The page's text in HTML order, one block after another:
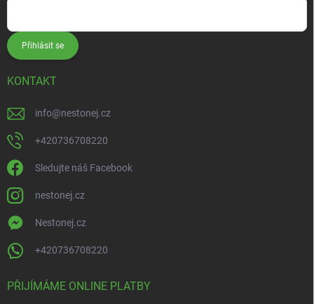
Přihlásit se
KONTAKT
info@nestonej.cz
+420736708220
Sledujte náš Facebook
nestonej.cz
Nestonej.cz
+420736708220
PŘIJÍMÁME ONLINE PLATBY